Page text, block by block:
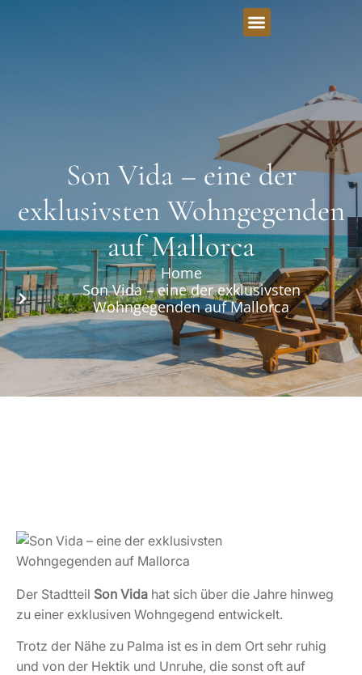
Son Vida – eine der
exklusivsten Wohngegenden
auf Mallorca
Home
Son Vida – eine der exklusivsten
Wohngegenden auf Mallorca
Der Stadtteil Son Vida hat sich über die Jahre hinweg
zu einer exklusiven Wohngegend entwickelt.
Trotz der Nähe zu Palma ist es in dem Ort sehr ruhig
und von der Hektik und Unruhe, die sonst oft auf